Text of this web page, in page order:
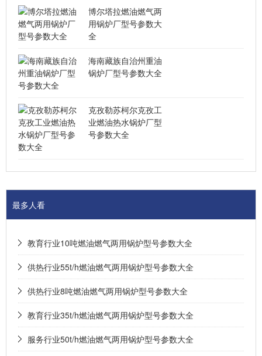
博尔塔拉燃油燃气两
用锅炉厂型号参数大
全
海南藏族自治州重油
锅炉厂型号参数大全
克孜勒苏柯尔克孜工
业燃油热水锅炉厂型
号参数大全
最多人看
教育行业10吨燃油燃气两用锅炉型号参数大全
供热行业55t/h燃油燃气两用锅炉型号参数大全
供热行业8吨燃油燃气两用锅炉型号参数大全
教育行业35t/h燃油燃气两用锅炉型号参数大全
服务行业50t/h燃油燃气两用锅炉型号参数大全